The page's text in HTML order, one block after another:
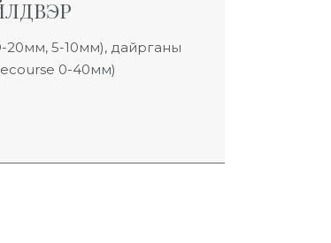
20мм, 5-10мм), дайрганы
0-40мм)